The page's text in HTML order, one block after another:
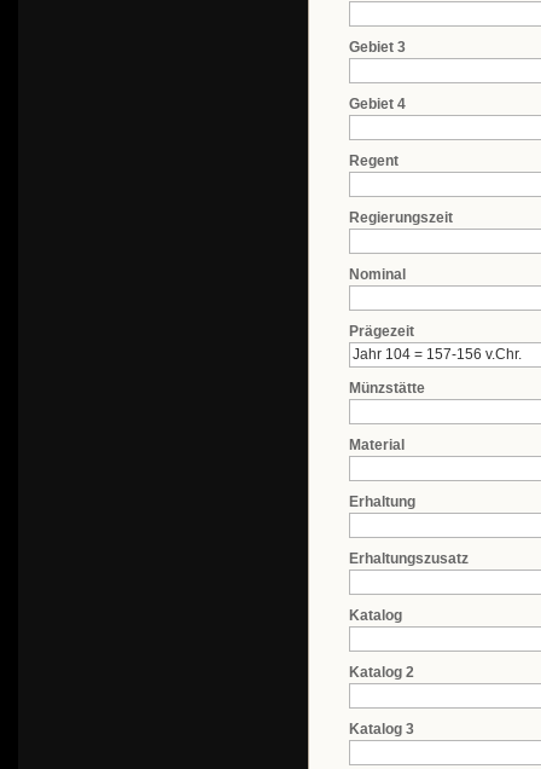
Gebiet 3
Gebiet 4
Regent
Regierungszeit
Nominal
Prägezeit
Münzstätte
Material
Erhaltung
Erhaltungszusatz
Katalog
Katalog 2
Katalog 3